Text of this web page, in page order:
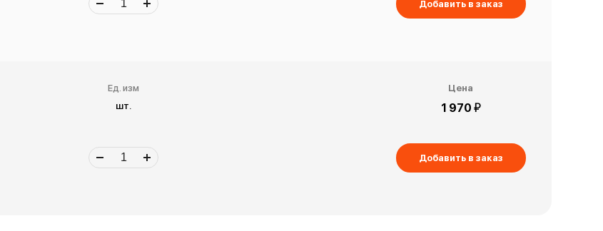
Добавить в заказ
Ед. изм
шт.
Цена
1 970 й
Добавить в заказ